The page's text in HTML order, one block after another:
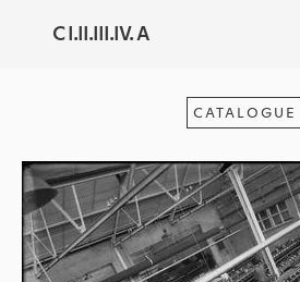
C I.II.III.IV. A
CATALOGUE